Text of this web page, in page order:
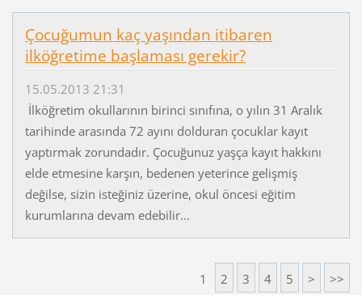
Çocuğumun kaç yaşından itibaren
ilköğretime başlaması gerekir?
15.05.2013 21:31
İlköğretim okullarının birinci sınıfına, o yılın 31 Aralık
tarihinde arasında 72 ayını dolduran çocuklar kayıt
yaptırmak zorundadır. Çocuğunuz yaşça kayıt hakkını
elde etmesine karşın, bedenen yeterince gelişmiş
değilse, sizin isteğiniz üzerine, okul öncesi eğitim
kurumlarına devam edebilir...
1 2 3 4 5 > >>